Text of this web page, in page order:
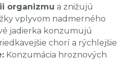
organizmu a znižujú
vplyvom nadmerného
jadierka konzumujú
chorí a rýchlejšie
Konzumácia hroznových